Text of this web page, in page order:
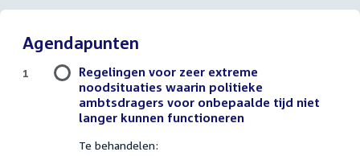
Agendapunten
Regelingen voor zeer extreme
noodsituaties waarin politieke
ambtsdragers voor onbepaalde tijd niet
langer kunnen functioneren
Te behandelen:
1